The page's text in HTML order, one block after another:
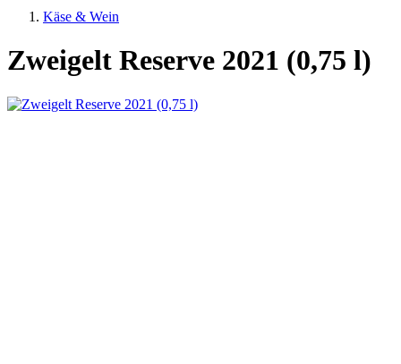
Käse & Wein
Zweigelt Reserve 2021 (0,75 l)